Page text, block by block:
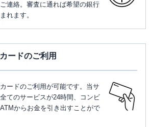
連絡。審査に通れば希望の銀行
れます。
ードのご利用
ードのご利用が可能です。当サ
てのサービスが24時間、コンビ
からお金を引き出すことがで